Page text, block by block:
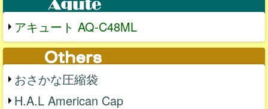
アキュート AQ-C48ML
おさかな圧縮袋
H.A.L American Cap